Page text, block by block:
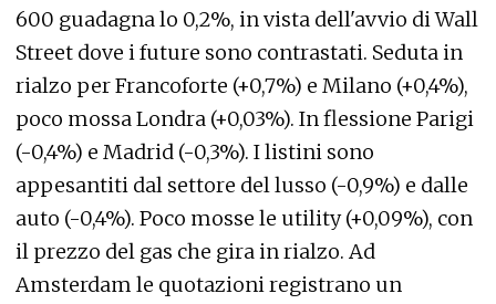
600 guadagna lo 0,2%, in vista dell'avvio di Wall
Street dove i future sono contrastati. Seduta in
rialzo per Francoforte (+0,7%) e Milano (+0,4%),
poco mossa Londra (+0,03%). In flessione Parigi
(-0,4%) e Madrid (-0,3%). I listini sono
appesantiti dal settore del lusso (-0,9%) e dalle
auto (-0,4%). Poco mosse le utility (+0,09%), con
il prezzo del gas che gira in rialzo. Ad
Amsterdam le quotazioni registrano un